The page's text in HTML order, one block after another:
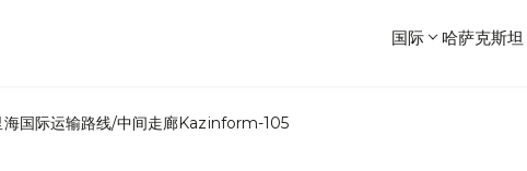
国际 哈萨克斯坦
海国际运输路线/中间走廊Kazinform-105